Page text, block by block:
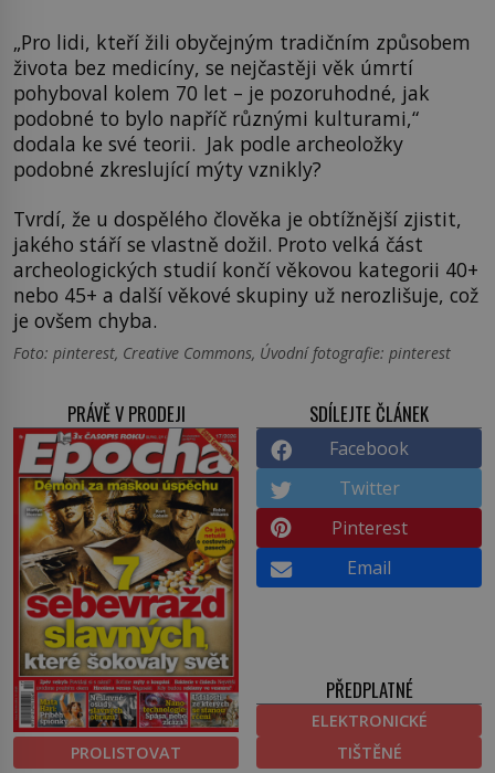
„Pro lidi, kteří žili obyčejným tradičním způsobem
života bez medicíny, se nejčastěji věk úmrtí
pohyboval kolem 70 let – je pozoruhodné, jak
podobné to bylo napříč různými kulturami,“
dodala ke své teorii. Jak podle archeoložky
podobné zkreslující mýty vznikly?
Tvrdí, že u dospělého člověka je obtížnější zjistit,
jakého stáří se vlastně dožil. Proto velká část
archeologických studií končí věkovou kategorii 40+
nebo 45+ a další věkové skupiny už nerozlišuje, což
je ovšem chyba.
Foto: pinterest, Creative Commons, Úvodní fotografie: pinterest
PRÁVĚ V PRODEJI
PROLISTOVAT
SDÍLEJTE ČLÁNEK
Facebook
Twitter
Pinterest
Email
PŘEDPLATNÉ
ELEKTRONICKÉ
TIŠTĚNÉ